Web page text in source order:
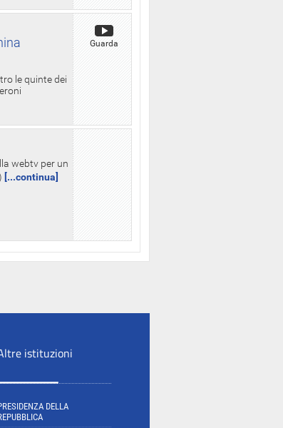
le quinte dei
Guarda
webtv per un
[...continua]
istituzioni
DELLA